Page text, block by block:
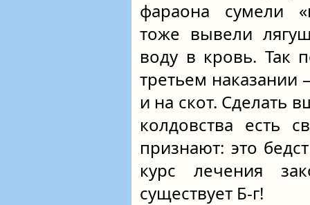
фараона сумели
тоже вывели
воду в кровь. Так
третьем
и на скот. Сделать
колдовства есть
признают: это
курс лечения
существует Б-г!